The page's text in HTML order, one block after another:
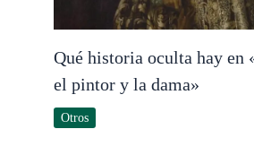
Qué historia oculta hay en
el pintor y la dama»
Otros